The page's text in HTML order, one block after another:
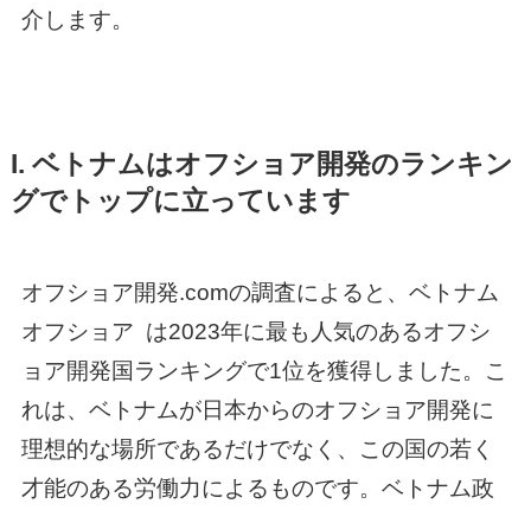
介します。
I. ベトナムはオフショア開発のランキン
グでトップに立っています
オフショア開発.comの調査によると、 ベトナム
オフショア は2023年に最も人気のあるオフシ
ョア開発国ランキングで1位を獲得しました。こ
れは、ベトナムが日本からのオフショア開発に
理想的な場所であるだけでなく、この国の若く
才能のある労働力によるものです。ベトナム政